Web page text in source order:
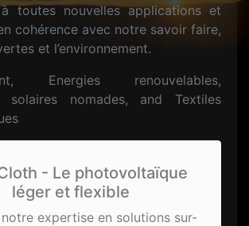
toutes nouvelles applications et
cohérence avec notre savoir faire,
et l’environnement.
Energies renouvelables,
solaires nomades, and Textiles
- Le photovoltaïque
léger et flexible
expertise en solutions sur-